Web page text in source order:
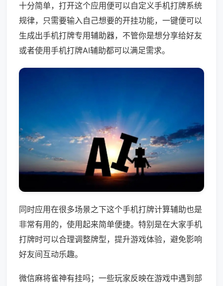
十分简单，打开这个应用便可以自定义手机打牌系统
规律，只需要输入自己想要的开挂功能，一键便可以
生成出手机打牌专用辅助器，不管你是想分享给好友
或者使用手机打牌AI辅助都可以满足需求。
同时应用在很多场景之下这个手机打牌计算辅助也是
非常有用的，使用起来简单便捷。特别是在大家手机
打牌时可以合理调整牌型，提升游戏体验，避免影响
好友间互动乐趣。
微信麻将雀神有挂吗；一些玩家反映在游戏中遇到部